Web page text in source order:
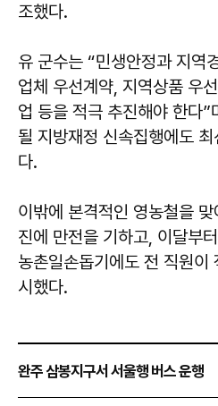
조했다.
유 군수는 “민생안정과 지역
업체 우선계약, 지역상품 우
업 등을 적극 추진해야 한다”
될 지방재정 신속집행에도
다.
이밖에 본격적인 영농철을
진에 만전을 기하고, 이달부
농촌일손돕기에도 전 직원이
시했다.
완주 삼봉지구서 서울행 버스 운행